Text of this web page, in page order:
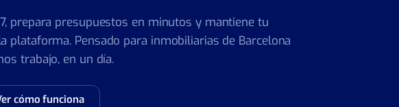
prepara presupuestos en minutos y mantiene tu
plataforma. Pensado para inmobiliarias de Barcelona
trabajo, en un día.
cómo funciona